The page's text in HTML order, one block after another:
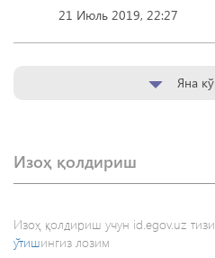
21 Июль 2019, 22:27
Яна
Изоҳ қолдириш
Изоҳ қолдириш учун id.egov.uz
ўтишингиз лозим